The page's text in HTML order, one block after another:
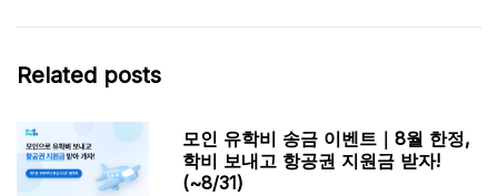
Related posts
모인 유학비 송금 이벤트｜8월 한정,
학비 보내고 항공권 지원금 받자!
(~8/31)